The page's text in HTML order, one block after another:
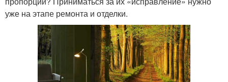
уже на этапе ремонта и отделки.